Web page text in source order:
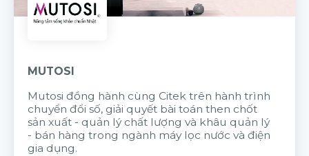
MUTOSI
Mutosi đồng hành cùng Citek trên hành trình
chuyển đổi số, giải quyết bài toán then chốt
sản xuất - quản lý chất lượng và khâu quản lý
- bán hàng trong ngành máy lọc nước và điện
gia dụng.